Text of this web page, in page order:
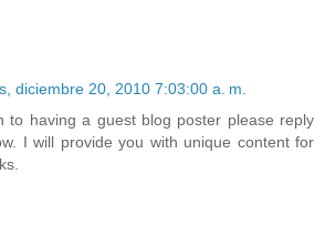
diciembre 20, 2010 7:03:00 a. m.
to having a guest blog poster please reply
I will provide you with unique content for